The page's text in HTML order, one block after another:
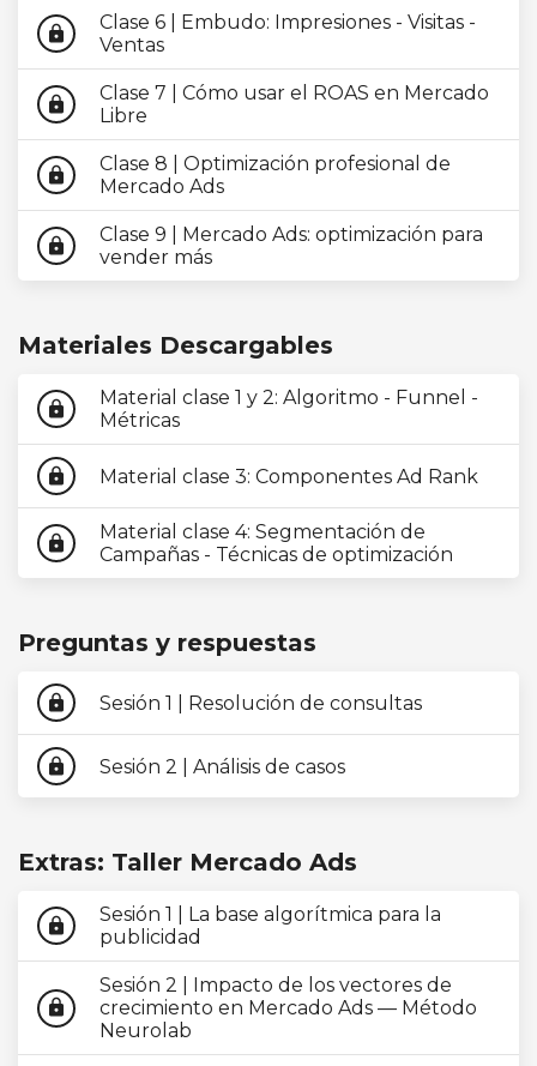
lock
Clase 6 | Embudo: Impresiones - Visitas -
Ventas
lock
Clase 7 | Cómo usar el ROAS en Mercado
Libre
lock
Clase 8 | Optimización profesional de
Mercado Ads
lock
Clase 9 | Mercado Ads: optimización para
vender más
Materiales Descargables
lock
Material clase 1 y 2: Algoritmo - Funnel -
Métricas
lock Material clase 3: Componentes Ad Rank
lock
Material clase 4: Segmentación de
Campañas - Técnicas de optimización
Preguntas y respuestas
lock Sesión 1 | Resolución de consultas
lock Sesión 2 | Análisis de casos
Extras: Taller Mercado Ads
lock
Sesión 1 | La base algorítmica para la
publicidad
lock
Sesión 2 | Impacto de los vectores de
crecimiento en Mercado Ads — Método
Neurolab